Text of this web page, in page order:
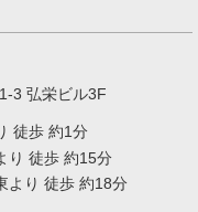
3 弘栄ビル3F
徒歩 約1分
り 徒歩 約15分
より 徒歩 約18分